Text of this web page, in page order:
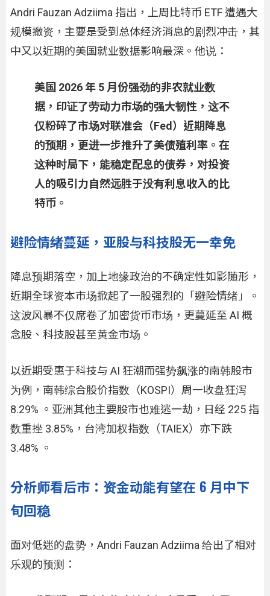
Andri Fauzan Adziima 指出，上周比特币 ETF 遭遇大
规模撤资，主要是受到总体经济消息的剧烈冲击，其
中又以近期的美国就业数据影响最深。他说：
美国 2026 年 5 月份强劲的非农就业数
据，印证了劳动力市场的强大韧性，这不
仅粉碎了市场对联准会（Fed）近期降息
的预期，更进一步推升了美债殖利率。在
这种时局下，能稳定配息的债券，对投资
人的吸引力自然远胜于没有利息收入的比
特币。
避险情绪蔓延，亚股与科技股无一幸免
降息预期落空，加上地缘政治的不确定性如影随形，
近期全球资本市场掀起了一股强烈的「避险情绪」。
这波风暴不仅席卷了加密货币市场，更蔓延至 AI 概
念股、科技股甚至黄金市场。
以近期受惠于科技与 AI 狂潮而强势飙涨的南韩股市
为例，南韩综合股价指数（KOSPI）周一收盘狂泻
8.29% 。亚洲其他主要股市也难逃一劫，日经 225 指
数重挫 3.85%，台湾加权指数（TAIEX）亦下跌
3.48% 。
分析师看后市：资金动能有望在 6 月中下
旬回稳
面对低迷的盘势，Andri Fauzan Adziima 给出了相对
乐观的预测：